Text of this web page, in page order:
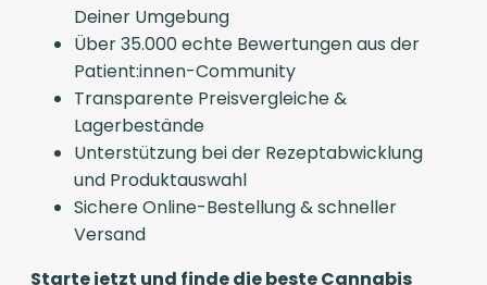
Deiner Umgebung
Über 35.000 echte Bewertungen aus der
Patient:innen-Community
Transparente Preisvergleiche &
Lagerbestände
Unterstützung bei der Rezeptabwicklung
und Produktauswahl
Sichere Online-Bestellung & schneller
Versand
Starte jetzt und finde die beste Cannabis